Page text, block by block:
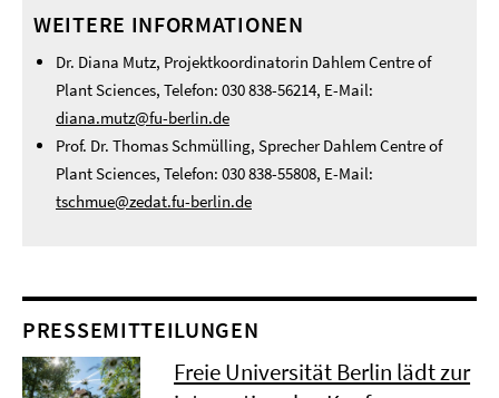
WEITERE INFORMATIONEN
Dr. Diana Mutz, Projektkoordinatorin Dahlem Centre of
Plant Sciences, Telefon: 030 838-56214, E-Mail:
diana.mutz@fu-berlin.de
Prof. Dr. Thomas Schmülling, Sprecher Dahlem Centre of
Plant Sciences, Telefon: 030 838-55808, E-Mail:
tschmue@zedat.fu-berlin.de
PRESSEMITTEILUNGEN
Freie Universität Berlin lädt zur